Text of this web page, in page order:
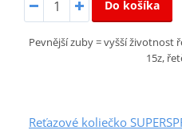
Do košíka
Pevnější zuby = vyšší životnost
15z,
Reťazové koliečko